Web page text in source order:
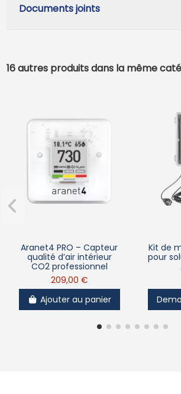
Documents joints
16 autres produits dans la même
Aranet4 PRO – Capteur
qualité d’air intérieur
CO2 professionnel
209,00 €
Ajouter au panier
Kit de
pour